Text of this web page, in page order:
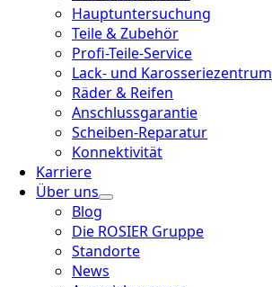
Hauptuntersuchung
Teile & Zubehör
Profi-Teile-Service
Lack- und Karosseriezentrum
Räder & Reifen
Anschlussgarantie
Scheiben-Reparatur
Konnektivität
Karriere
Über uns
Blog
Die ROSIER Gruppe
Standorte
News